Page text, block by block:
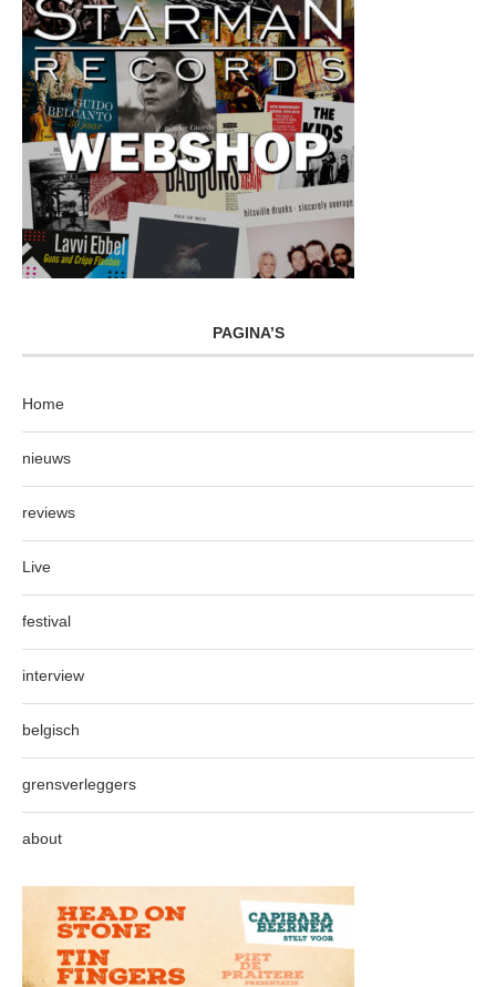
PAGINA’S
Home
nieuws
reviews
Live
festival
interview
belgisch
grensverleggers
about